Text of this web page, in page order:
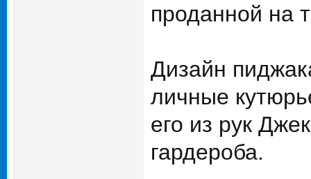
проданной на
Дизайн
личные
его из рук
гардероба.